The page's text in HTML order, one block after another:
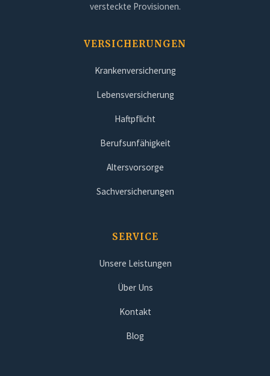
versteckte Provisionen.
VERSICHERUNGEN
Krankenversicherung
Lebensversicherung
Haftpflicht
Berufsunfähigkeit
Altersvorsorge
Sachversicherungen
SERVICE
Unsere Leistungen
Über Uns
Kontakt
Blog